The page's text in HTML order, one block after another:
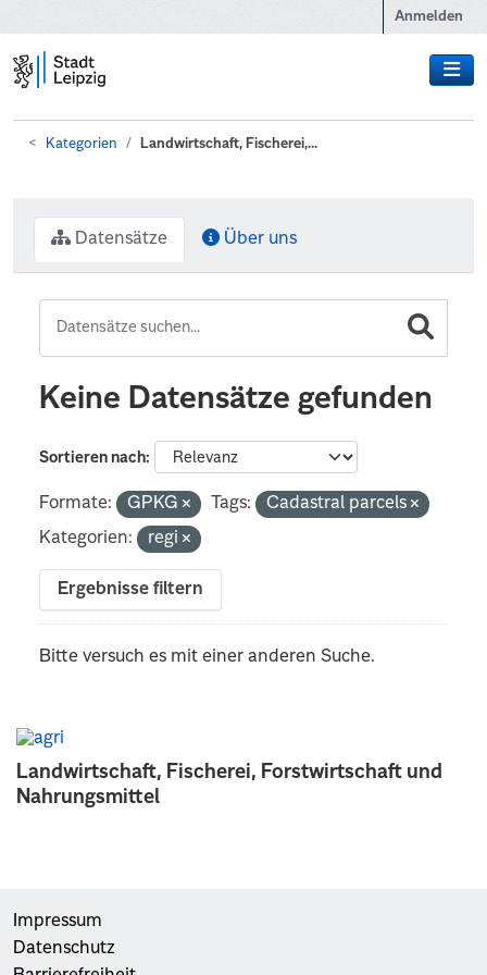
Anmelden
Kategorien Landwirtschaft, Fischerei,...
Landwirtschaft, Fischerei, Forstwirtschaft und
Nahrungsmittel
Datensätze Über uns
Keine Datensätze gefunden
Sortieren nach
Formate: GPKG Tags:
Cadastral parcels
Kategorien:
regi
Ergebnisse filtern
Bitte versuch es mit einer anderen Suche.
Impressum
Datenschutz